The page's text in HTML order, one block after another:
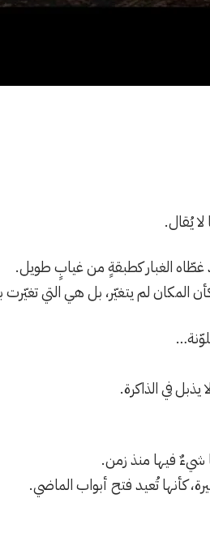
يُقال.
الغبار كطبقةٍ من غيابٍ طويل.
المكان لم يتغيّر، بل هي التي
في الذاكرة.
شيءٌ فيها منذ زمن.
كأنها تُعيد فتح أبواب الماضي.